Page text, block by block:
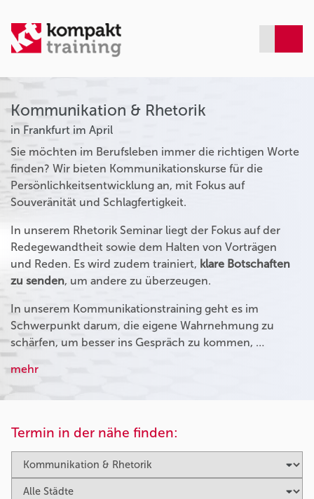
Kommunikation & Rhetorik
in Frankfurt im April
Sie möchten im Berufsleben immer die richtigen Worte
finden? Wir bieten Kommunikationskurse für die
Persönlichkeitsentwicklung an, mit Fokus auf
Souveränität und Schlagfertigkeit.
In unserem Rhetorik Seminar liegt der Fokus auf der
Redegewandtheit sowie dem Halten von Vorträgen
und Reden. Es wird zudem trainiert, klare Botschaften
zu senden, um andere zu überzeugen.
In unserem Kommunikationstraining geht es im
Schwerpunkt darum, die eigene Wahrnehmung zu
schärfen, um besser ins Gespräch zu kommen, …
mehr
Termin in der nähe finden: